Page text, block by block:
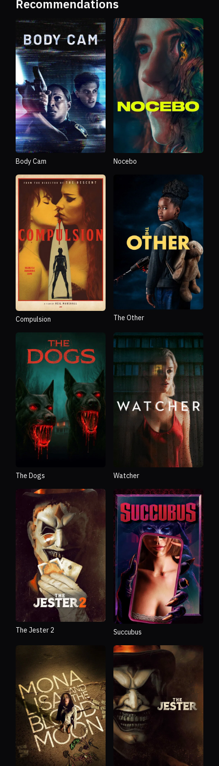
Recommendations
Body Cam Nocebo
Compulsion The Other
The Dogs Watcher
The Jester 2 Succubus